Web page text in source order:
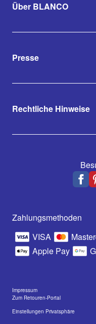
Über BLANCO
Presse
Rechtliche Hinweise
Zahlungsmethoden
VISA
Apple Pay
Impressum
Zum Retouren-Portal
Einstellungen Privatsphäre